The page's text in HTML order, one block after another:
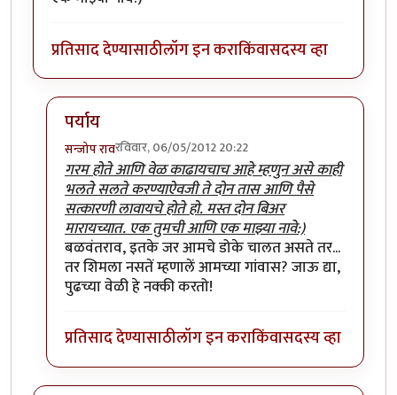
प्रतिसाद देण्यासाठीलॉग इन कराकिंवासदस्य व्हा
पर्याय
सन्जोप रावरविवार, 06/05/2012 20:22
In reply toमिपाकरांसाठी जोड्या जुळवा स्पर्धाbyसर्वसाक्षी
गरम होते आणि वेळ काढायचाच आहे म्हणुन असे काही
भलते सलते करण्याऐवजी ते दोन तास आणि पैसे
सत्कारणी लावायचे होते हो. मस्त दोन बिअर
मारायच्यात. एक तुमची आणि एक माझ्या नावे:)
बळवंतराव, इतके जर आमचे डोके चालत असते तर...
तर शिमला नसतें म्हणालें आमच्या गांवास? जाऊ द्या,
पुढच्या वेळी हे नक्की करतो!
प्रतिसाद देण्यासाठीलॉग इन कराकिंवासदस्य व्हा